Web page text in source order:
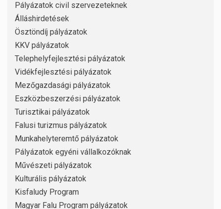
Pályázatok civil szervezeteknek
Álláshirdetések
Ösztöndíj pályázatok
KKV pályázatok
Telephelyfejlesztési pályázatok
Vidékfejlesztési pályázatok
Mezőgazdasági pályázatok
Eszközbeszerzési pályázatok
Turisztikai pályázatok
Falusi turizmus pályázatok
Munkahelyteremtő pályázatok
Pályázatok egyéni vállalkozóknak
Művészeti pályázatok
Kulturális pályázatok
Kisfaludy Program
Magyar Falu Program pályázatok